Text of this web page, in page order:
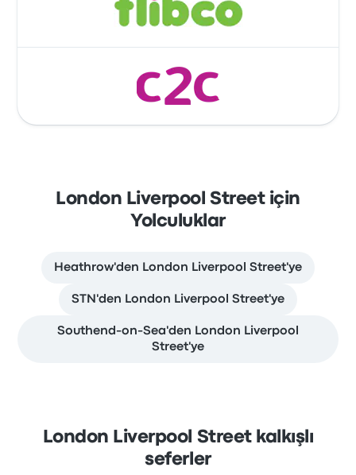
London Liverpool Street için
Yolculuklar
Heathrow'den London Liverpool Street'ye
STN'den London Liverpool Street'ye
Southend-on-Sea'den London Liverpool
Street'ye
London Liverpool Street kalkışlı
seferler